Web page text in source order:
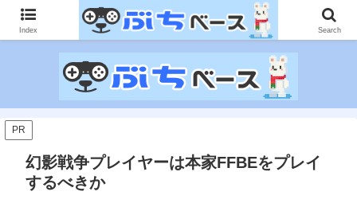
ゲームに課金して得た情報をゲーム記事に仕上げて、収益以上の課金をする無
限機関サイトです。
PR
幻影戦争プレイヤーは本家FFBEをプレイ
するべきか
Index Search